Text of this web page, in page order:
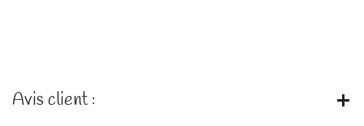
Avis client :